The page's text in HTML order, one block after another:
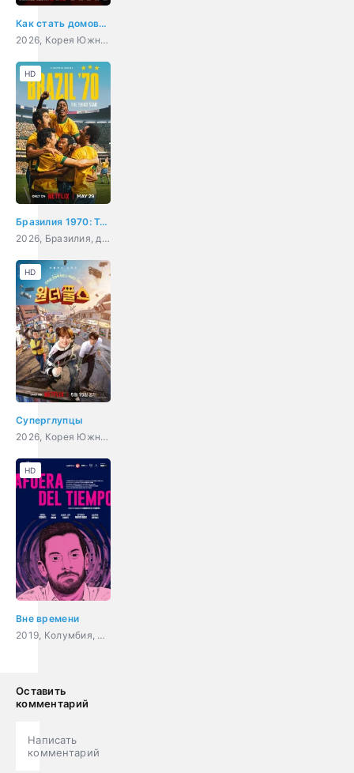
Как стать домовладельцем в Корее
2026, Корея Южная, криминал, комедия, триллер
Бразилия 1970: Третья звезда
2026, Бразилия, документальный, спорт
HD
Суперглупцы
2026, Корея Южная, фантастика, комедия, боевик
HD
Вне времени
2019, Колумбия, фантастика, комедия
HD
Оставить
комментарий
Написать
комментарий